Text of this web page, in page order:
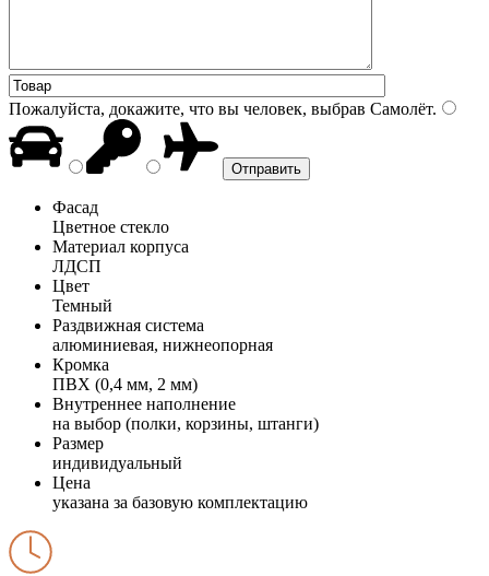
Пожалуйста, докажите, что вы человек, выбрав Самолёт.
Фасад
Цветное стекло
Материал корпуса
ЛДСП
Цвет
Темный
Раздвижная система
алюминиевая, нижнеопорная
Кромка
ПВХ (0,4 мм, 2 мм)
Внутреннее наполнение
на выбор (полки, корзины, штанги)
Размер
индивидуальный
Цена
указана за базовую комплектацию